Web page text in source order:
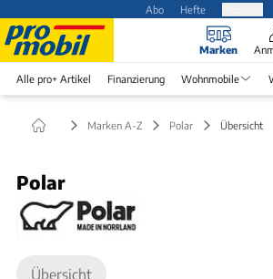
Abo Hefte
Marken
Alle pro+ Artikel Finanzierung Wohnmobile
Marken A-Z Polar Übersicht
Polar
Übersicht